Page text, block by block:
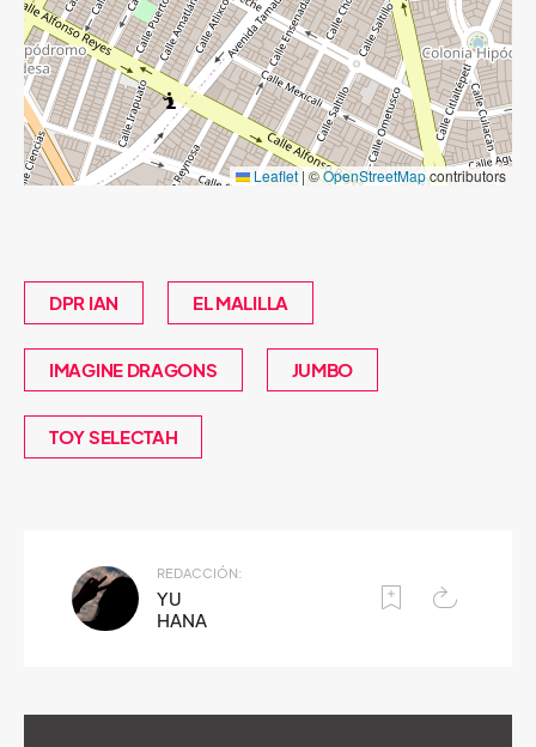
Leaflet| ©OpenStreetMapcontributors
DPR IAN EL MALILLA
IMAGINE DRAGONS JUMBO
TOY SELECTAH
REDACCIÓN:
YU
HANA